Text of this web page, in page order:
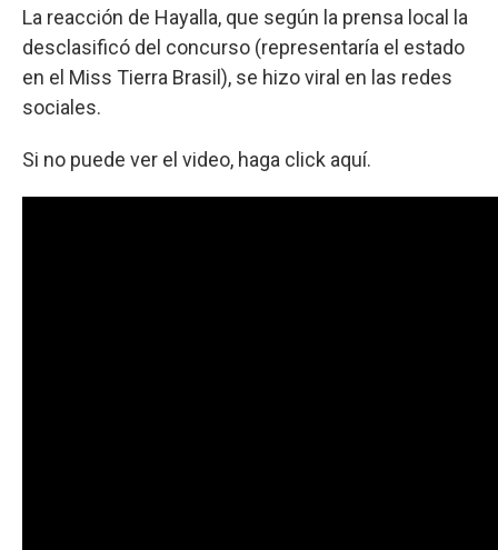
La reacción de Hayalla, que según la prensa local la
desclasificó del concurso (representaría el estado
en el Miss Tierra Brasil), se hizo viral en las redes
sociales.
Si no puede ver el video, haga click aquí.